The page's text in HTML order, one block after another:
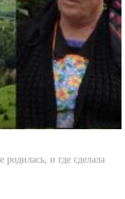
и где сделала